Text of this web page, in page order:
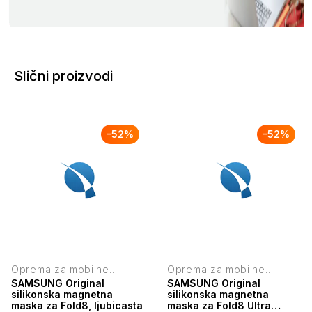
Slični proizvodi
-52%
Oprema za mobilne
telefone
SAMSUNG Original
silikonska magnetna
maska za Fold8, ljubicasta
-52%
Oprema za mobilne
telefone
SAMSUNG Original
silikonska magnetna
maska za Fold8 Ultra